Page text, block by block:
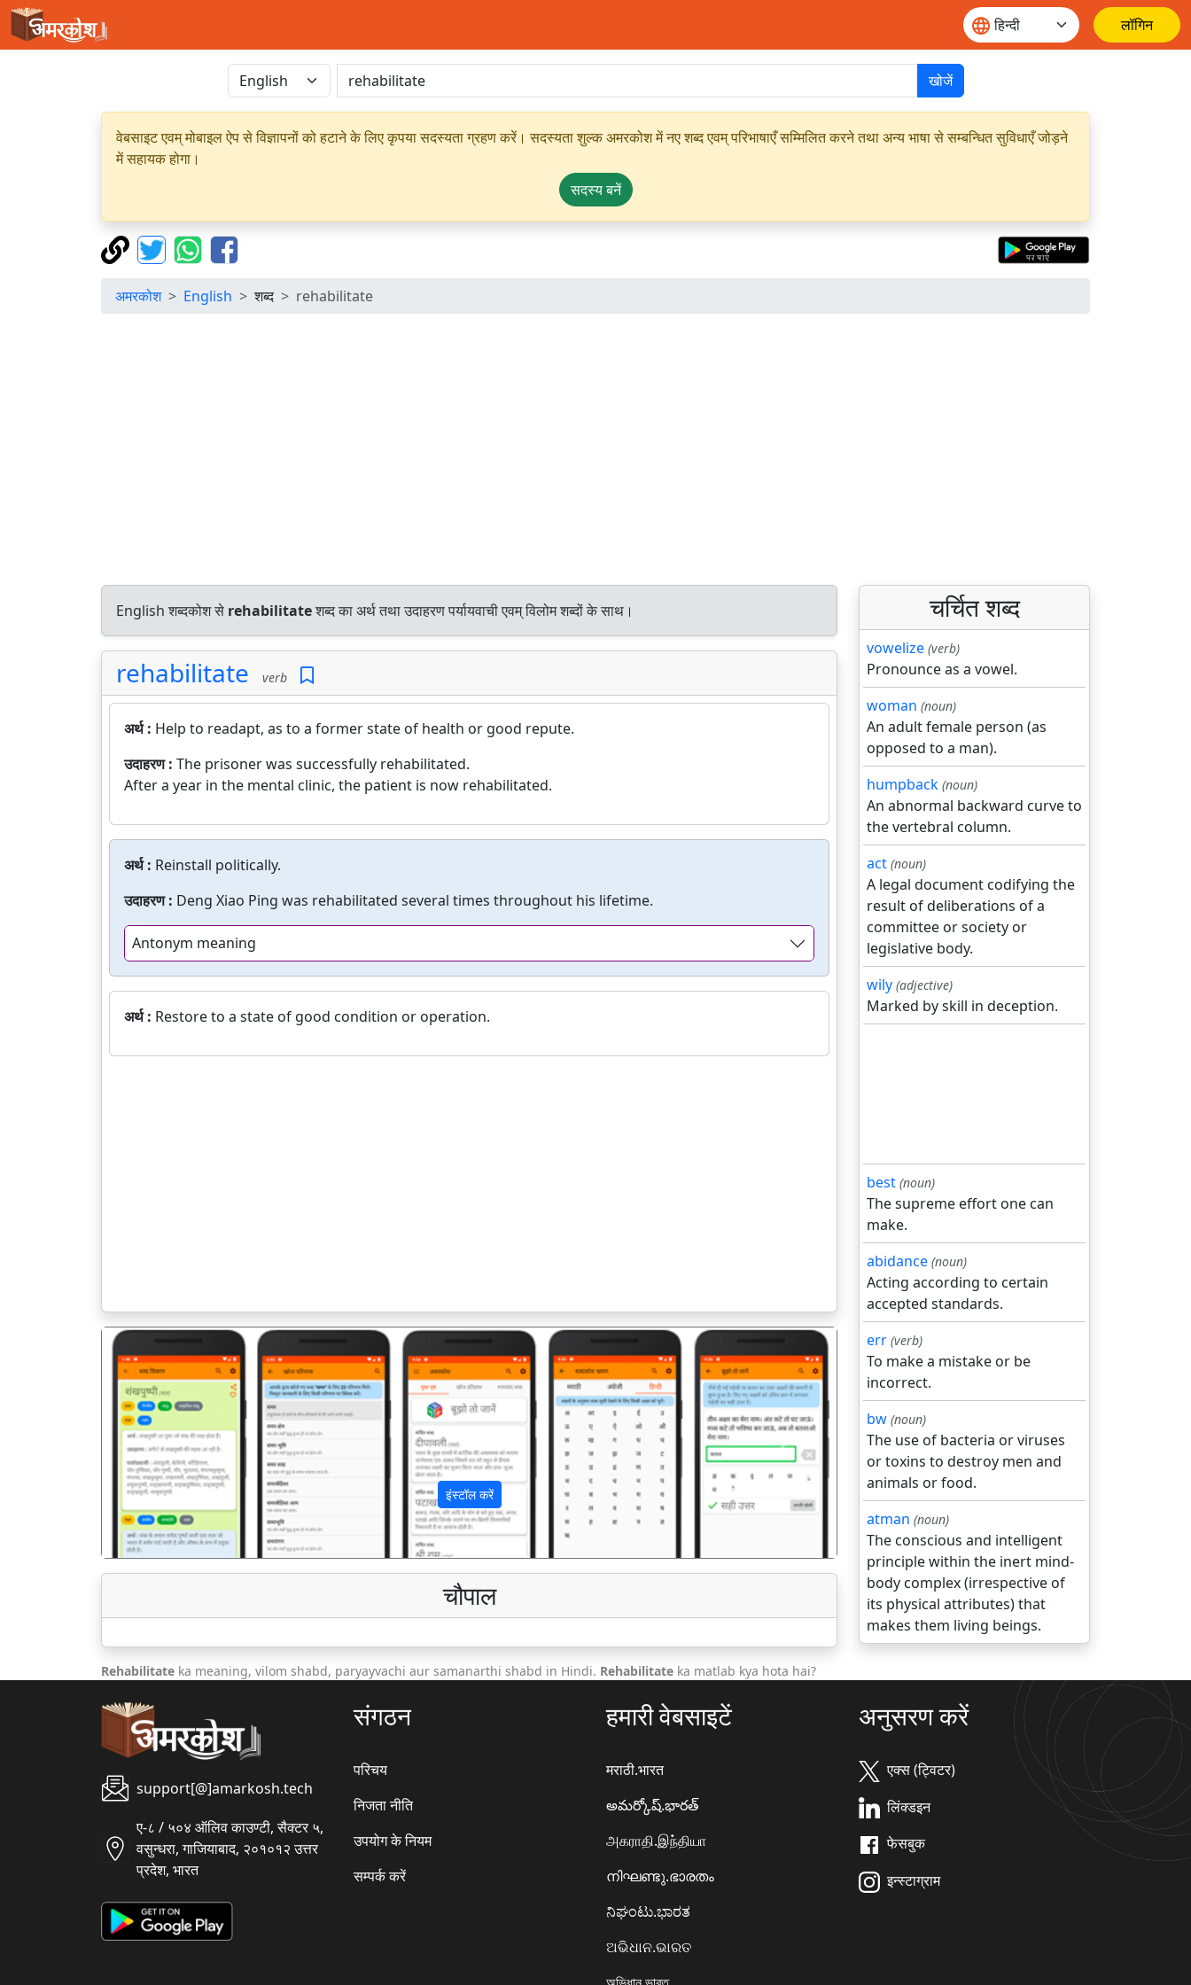
लॉगिन
खोजें
वेबसाइट एवम् मोबाइल ऐप से विज्ञापनों को हटाने के लिए कृपया सदस्यता ग्रहण करें। सदस्यता शुल्क अमरकोश में नए शब्द एवम् परिभाषाएँ सम्मिलित करने तथा अन्य भाषा से सम्बन्धित सुविधाएँ जोड़ने
में सहायक होगा।
सदस्य बनें
अमरकोश English शब्द rehabilitate
English शब्दकोश से rehabilitateशब्द का अर्थ तथा उदाहरण पर्यायवाची एवम् विलोम शब्दों के साथ।
rehabilitate verb
अर्थ : Help to readapt, as to a former state of health or good repute.
उदाहरण : The prisoner was successfully rehabilitated.
After a year in the mental clinic, the patient is now rehabilitated.
अर्थ : Reinstall politically.
उदाहरण : Deng Xiao Ping was rehabilitated several times throughout his lifetime.
Antonym meaning
अर्थ : Restore to a state of good condition or operation.
इंस्टॉल करें
पिछला अगला
चौपाल
चर्चित शब्द
vowelize (verb)
Pronounce as a vowel.
woman (noun)
An adult female person (as
opposed to a man).
humpback (noun)
An abnormal backward curve to
the vertebral column.
act (noun)
A legal document codifying the
result of deliberations of a
committee or society or
legislative body.
wily (adjective)
Marked by skill in deception.
best (noun)
The supreme effort one can
make.
abidance (noun)
Acting according to certain
accepted standards.
err (verb)
To make a mistake or be
incorrect.
bw (noun)
The use of bacteria or viruses
or toxins to destroy men and
animals or food.
atman (noun)
The conscious and intelligent
principle within the inert mind-
body complex (irrespective of
its physical attributes) that
makes them living beings.
Rehabilitate ka meaning, vilom shabd, paryayvachi aur samanarthi shabd in Hindi. Rehabilitate ka matlab kya hota hai?
support[@]amarkosh.tech
ए-८ / ५०४ ऑलिव काउण्टी, सैक्टर ५,
वसुन्धरा, गाजियाबाद, २०१०१२ उत्तर
प्रदेश, भारत
संगठन
परिचय
निजता नीति
उपयोग के नियम
सम्पर्क करें
हमारी वेबसाइटें
मराठी.भारत
అమర్కోష్.భారత్
அகராதி.இந்தியா
നിഘണ്ടു.ഭാരതം
ನಿಘಂಟು.ಭಾರತ
ଅଭିଧାନ.ଭାରତ
अनुसरण करें
एक्स (ट्विटर)
लिंक्डइन
फेसबुक
इन्स्टाग्राम